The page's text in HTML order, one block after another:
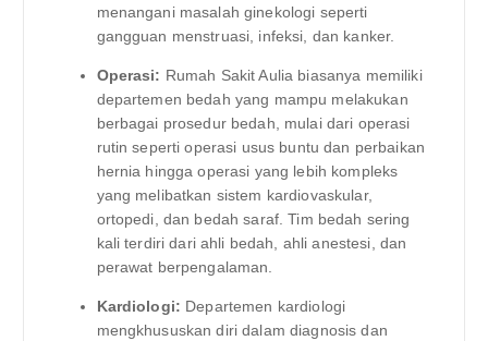
menangani masalah ginekologi seperti
gangguan menstruasi, infeksi, dan kanker.
Operasi: Rumah Sakit Aulia biasanya memiliki
departemen bedah yang mampu melakukan
berbagai prosedur bedah, mulai dari operasi
rutin seperti operasi usus buntu dan perbaikan
hernia hingga operasi yang lebih kompleks
yang melibatkan sistem kardiovaskular,
ortopedi, dan bedah saraf. Tim bedah sering
kali terdiri dari ahli bedah, ahli anestesi, dan
perawat berpengalaman.
Kardiologi: Departemen kardiologi
mengkhususkan diri dalam diagnosis dan